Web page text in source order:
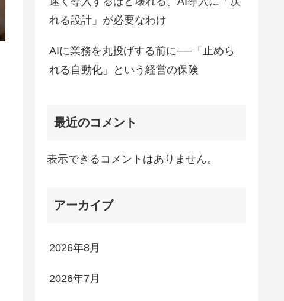
れる設計」が必要なわけ
AIに業務を丸投げする前に──「止めら
れる自動化」という経営の保険
最近のコメント
表示できるコメントはありません。
アーカイブ
2026年8月
2026年7月